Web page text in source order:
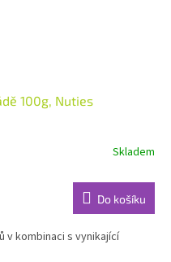
100g, Nuties
Skladem
Do košíku
v kombinaci s vynikající